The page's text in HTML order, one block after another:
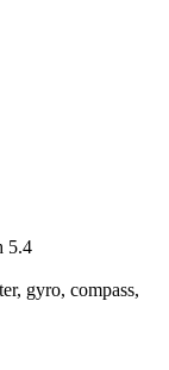
5.4
gyro, compass,